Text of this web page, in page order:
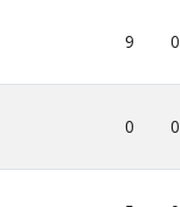
9 0
0 0